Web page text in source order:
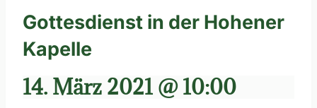
Gottesdienst in der Hohener
Kapelle
14. März 2021 @ 10:00